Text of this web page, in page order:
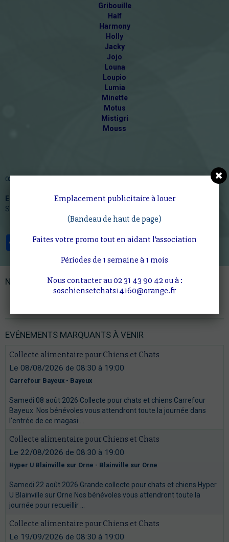
Gribouille
Half
Harmony
Holly
Jacky
Jojo
Louna
Loupio
Lumia
Minette
Motus
Mistigri
Mouss
02 31 43 90 42 (transfert gratuit vers le portab
Ecole française d'ostéopathie animaleCitis, 14200 Hérouville
Saint Clair Calvados / Normandie France
PartagerFacebookTwitterEmail
NOTRE PARRAIN
EVÉNEMENTS MARQUANTS À VENIR
Collecte alimentaire pour Chiens et Chats
Le 08/08/2026 de 08:30 à 19:00
Carrefour Bayeux - Bayeux
Samedi 08 août 2026 Collecte pour chats et chiens Carrefour
Bayeux Nos bénévoles vous attendront toute la journée dans
l'entrée de ce magasi ...
Collecte alimentaire pour Chiens et Chats
Le 22/08/2026 de 08:30 à 19:00
Hyper U Blainville sur Orne - Blainville sur Orne
Samedi 22 août 2026 Grande collecte pour chats et chiens Hyper
U Blainville sur Orne Nos bénévoles vous attendront toute la
journée pour recueillir ...
Collecte alimentaire pour Chiens et Chats
Le 19/09/2026 de 08:30 à 19:00
Emplacement publicitaire à louer
(Bandeau de haut de page)
Faites votre promo tout en aidant l'association
Périodes de 1 semaine à 1 mois
Nous contacter au 02 31 43 90 42 ou à :
soschiensetchats14160@orange.fr